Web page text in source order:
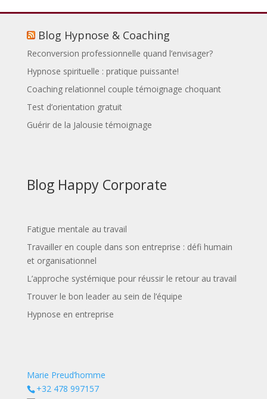
Blog Hypnose & Coaching
Reconversion professionnelle quand l’envisager?
Hypnose spirituelle : pratique puissante!
Coaching relationnel couple témoignage choquant
Test d’orientation gratuit
Guérir de la Jalousie témoignage
Blog Happy Corporate
Fatigue mentale au travail
Travailler en couple dans son entreprise : défi humain
et organisationnel
L’approche systémique pour réussir le retour au travail
Trouver le bon leader au sein de l’équipe
Hypnose en entreprise
Marie Preud’homme
+32 478 997157